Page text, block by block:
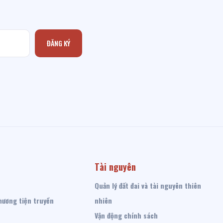
ĐĂNG KÝ
tiện truyền
Tài nguyên
Quản lý đất đai và tài nguyên thiên
nhiên
Vận động chính sách